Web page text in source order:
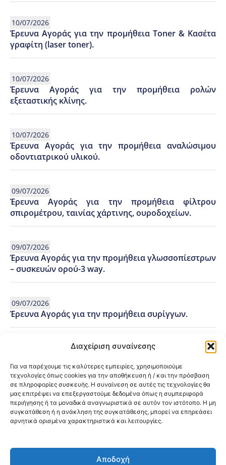
Διαχείριση συναίνεσης
Για να παρέχουμε τις καλύτερες εμπειρίες, χρησιμοποιούμε
τεχνολογίες όπως cookies για την αποθήκευση ή / και την πρόσβαση
σε πληροφορίες συσκευής. Η συναίνεση σε αυτές τις τεχνολογίες θα
μας επιτρέψει να επεξεργαστούμε δεδομένα όπως η συμπεριφορά
περιήγησης ή τα μοναδικά αναγνωριστικά σε αυτόν τον ιστότοπο. Η μη
συγκατάθεση ή η ανάκληση της συγκατάθεσης, μπορεί να επηρεάσει
αρνητικά ορισμένα χαρακτηριστικά και λειτουργίες.
Αποδοχή
10/07/2026
Έρευνα Αγοράς για την προμήθεια Toner & Κασέτα
γραφίτη (laser toner).
10/07/2026
Έρευνα Αγοράς για την προμήθεια ρολών
εξεταστικής κλίνης.
10/07/2026
Έρευνα Αγοράς για την προμήθεια αναλώσιμου
οδοντιατρικού υλικού.
09/07/2026
Έρευνα Αγοράς για την προμήθεια φίλτρου
σπιρομέτρου, ταινίας χάρτινης, ουροδοχείων.
09/07/2026
Έρευνα Αγοράς για την προμήθεια γλωσσοπίεστρων
– συσκευών ορού-3 way.
09/07/2026
Έρευνα Αγοράς για την προμήθεια συρίγγων.
φλεβοκαθετήρων.
08/07/2026
Έρευνα Αγοράς για την προμήθεια πίνακα
ανακοινώσεων φελλού με πλαίσιο.